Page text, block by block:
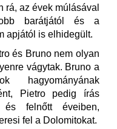
rá, az évek múlásával
barátjától és a
apjától is elhidegült.
és Bruno nem olyan
vágytak. Bruno a
hagyományának
Pietro pedig írás
és felnőtt éveiben,
fel a Dolomitokat.